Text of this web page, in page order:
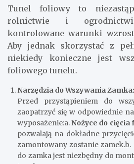
Tunel foliowy to
rolnictwie i
kontrolowane warunki
Aby jednak skorzystać z
niekiedy konieczne jest
foliowego tunelu.
Narzędzia do Wszywania Zamka:
Przed przystąpieniem do
zaopatrzyć się w odpowiednie
wyposażenie:a.Nożyce do cięcia
pozwalają na dokładne
zamontowany zostanie zamek.b.
do zamka jest niezbędny do